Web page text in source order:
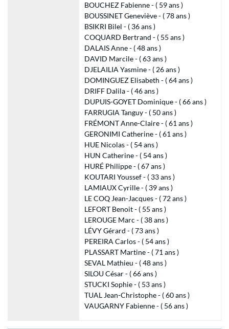
BOUCHEZ Fabienne - ( 59 ans )
BOUSSINET Geneviève - ( 78 ans )
BSIKRI Bilel - ( 36 ans )
COQUARD Bertrand - ( 55 ans )
DALAIS Anne - ( 48 ans )
DAVID Marcile - ( 63 ans )
DJELAILIA Yasmine - ( 26 ans )
DOMINGUEZ Elisabeth - ( 64 ans )
DRIFF Dalila - ( 46 ans )
DUPUIS-GOYET Dominique - ( 66 ans )
FARRUGIA Tanguy - ( 50 ans )
FRÉMONT Anne-Claire - ( 61 ans )
GERONIMI Catherine - ( 61 ans )
HUE Nicolas - ( 54 ans )
HUN Catherine - ( 54 ans )
HURÉ Philippe - ( 67 ans )
KOUTARI Youssef - ( 33 ans )
LAMIAUX Cyrille - ( 39 ans )
LE COQ Jean-Jacques - ( 72 ans )
LEFORT Benoit - ( 55 ans )
LEROUGE Marc - ( 38 ans )
LÉVY Gérard - ( 73 ans )
PEREIRA Carlos - ( 54 ans )
PLASSART Martine - ( 71 ans )
SEVAL Mathieu - ( 48 ans )
SILOU César - ( 66 ans )
STUCKI Sophie - ( 53 ans )
TUAL Jean-Christophe - ( 60 ans )
VAUGARNY Fabienne - ( 56 ans )